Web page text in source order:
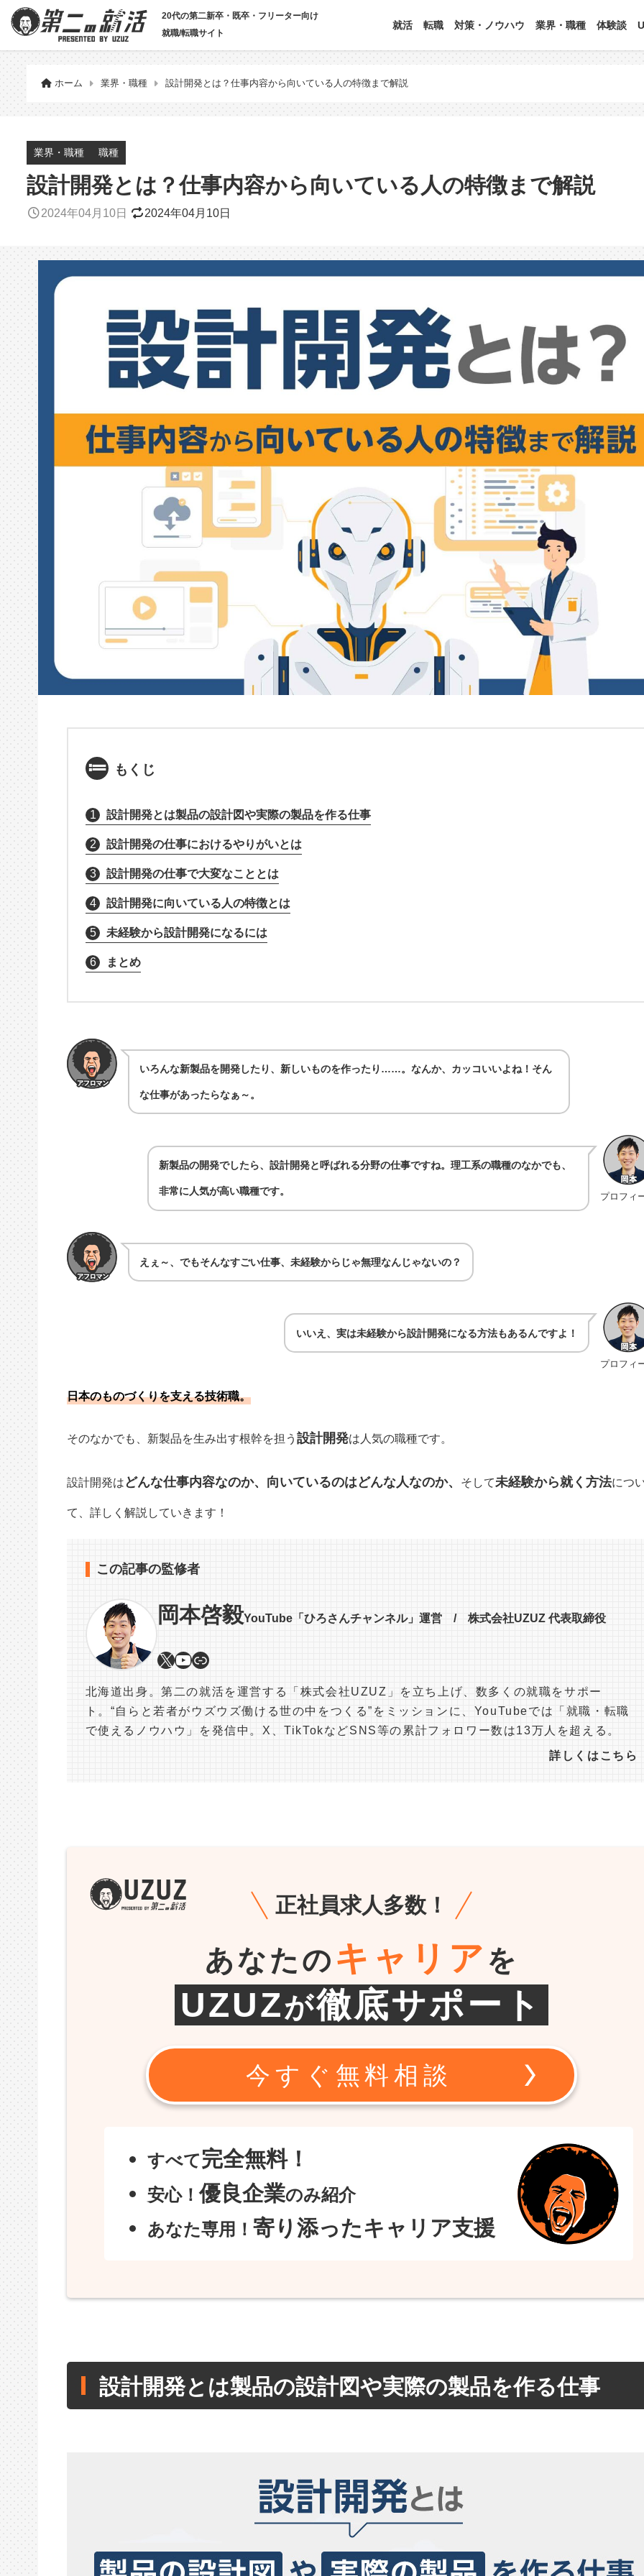
20代の第二新卒・既卒・フリーター向け
就職/転職サイト
就活 転職 対策・ノウハウ 業界・職種 体験談
ホーム 業界・職種 設計開発とは？仕事内容から向いている人の特徴まで解説
業界・職種 職種
設計開発とは？仕事内容から向いている人の特徴まで解説
2024年04月10日 2024年04月10日
もくじ
1 設計開発とは製品の設計図や実際の製品を作る仕事
2 設計開発の仕事におけるやりがいとは
3 設計開発の仕事で大変なこととは
4 設計開発に向いている人の特徴とは
5 未経験から設計開発になるには
6 まとめ
いろんな新製品を開発したり、新しいものを作ったり……。なんか、カッコいいよね！そん
な仕事があったらなぁ～。
プロフィ
新製品の開発でしたら、設計開発と呼ばれる分野の仕事ですね。理工系の職種のなかでも、
非常に人気が高い職種です。
えぇ～、でもそんなすごい仕事、未経験からじゃ無理なんじゃないの？
プロフィ
いいえ、実は未経験から設計開発になる方法もあるんですよ！
日本のものづくりを支える技術職。
そのなかでも、新製品を生み出す根幹を担う 設計開発は人気の職種です。
設計開発は どんな仕事内容なのか、向いているのはどんな人なのか、 そして未経験から就く方法につ
て、詳しく解説していきます！
この記事の監修者
岡本啓毅YouTube「ひろさんチャンネル」運営 / 株式会社UZUZ 代表取締役
北海道出身。第二の就活を運営する「株式会社UZUZ」を立ち上げ、数多くの就職をサポー
ト。“自らと若者がウズウズ働ける世の中をつくる”をミッションに、YouTubeでは「就職・転職
で使えるノウハウ」を発信中。X、TikTokなどSNS等の累計フォロワー数は13万人を超える。
詳しくはこちら
正社員求人多数！
あなたの キャリア を
UZUZが徹底サポート
今すぐ無料相談
すべて完全無料！
安心！優良企業のみ紹介
あなた専用！ 寄り添ったキャリア支援
設計開発とは製品の設計図や実際の製品を作る仕事